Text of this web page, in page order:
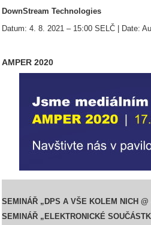
DownStream Technologies
Datum: 4. 8. 2021 – 15:00 SELČ | Date:
AMPER 2020
SEMINÁŘ „DPS A VŠE KOLEM NICH
SEMINÁŘ „ELEKTRONICKÉ